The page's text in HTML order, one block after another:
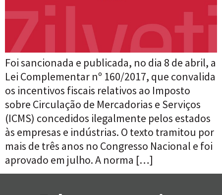
Foi sancionada e publicada, no dia 8 de abril, a
Lei Complementar nº 160/2017, que convalida
os incentivos fiscais relativos ao Imposto
sobre Circulação de Mercadorias e Serviços
(ICMS) concedidos ilegalmente pelos estados
às empresas e indústrias. O texto tramitou por
mais de três anos no Congresso Nacional e foi
aprovado em julho. A norma […]